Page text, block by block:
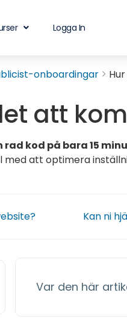
Logga In
onboardingar
att
rad kod på bara 15
att optimera
Kan ni
Var den här